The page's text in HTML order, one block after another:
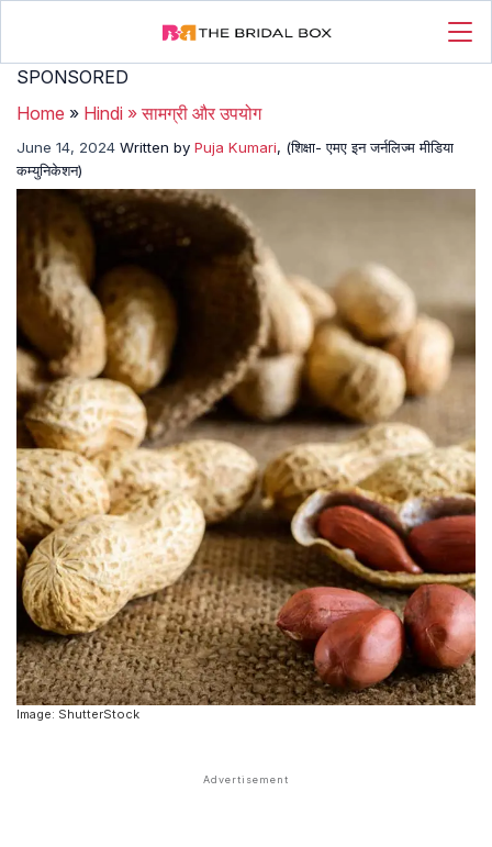
SPONSORED
Home » Hindi »सामग्री और उपयोग
June 14, 2024 Written by Puja Kumari, (शिक्षा- एमए इन जर्नलिज्म मीडिया
कम्युनिकेशन)
Image: ShutterStock